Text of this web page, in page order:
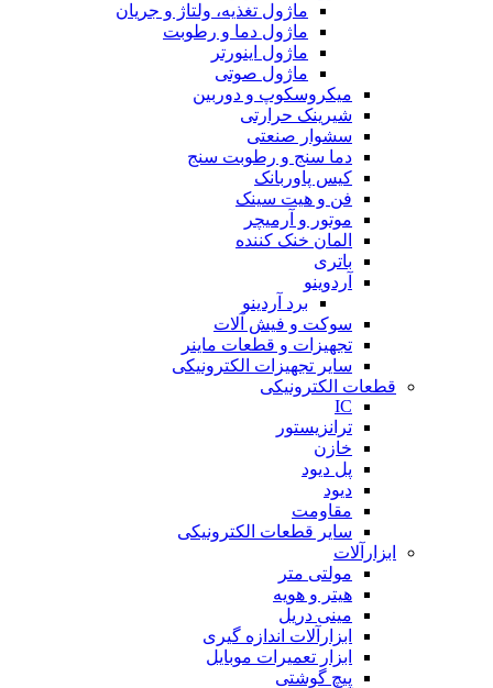
ماژول تغذیه، ولتاژ و جریان
ماژول دما و رطوبت
ماژول اینورتر
ماژول صوتی
میکروسکوپ و دوربین
شیرینک حرارتی
سشوار صنعتی
دما سنج و رطوبت سنج
کیس پاوربانک
فن و هیت سینک
موتور و آرمیچر
المان خنک کننده
باتری
آردوینو
برد آردینو
سوکت و فیش آلات
تجهیزات و قطعات ماینر
سایر تجهیزات الکترونیکی
قطعات الکترونیکی
IC
ترانزیستور
خازن
پل دیود
دیود
مقاومت
سایر قطعات الکترونیکی
ابزارآلات
مولتی متر
هیتر و هویه
مینی دریل
ابزارآلات اندازه گیری
ابزار تعمیرات موبایل
پیچ گوشتی